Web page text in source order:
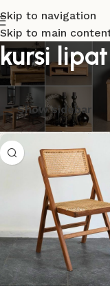
Skip to navigation
Skip to main
kursi lipat
Menampilkan hasil
Show sidebar